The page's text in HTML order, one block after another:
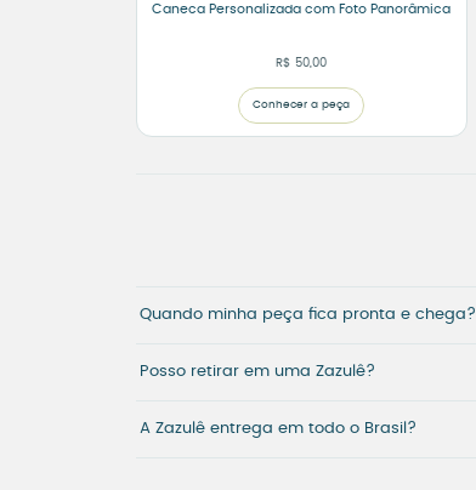
Caneca Personalizada com Foto Panorâmica
R$ 50,00
Conhecer a peça
Quando minha peça fica pronta e chega?
Posso retirar em uma Zazulê?
A Zazulê entrega em todo o Brasil?